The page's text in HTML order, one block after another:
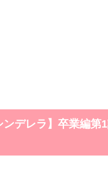
ンデレラ】卒業編第